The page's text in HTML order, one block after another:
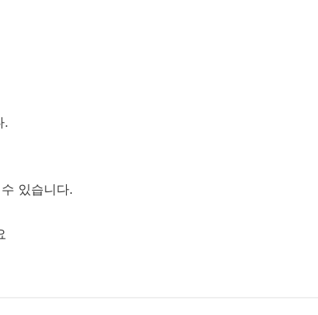
.
있습니다.